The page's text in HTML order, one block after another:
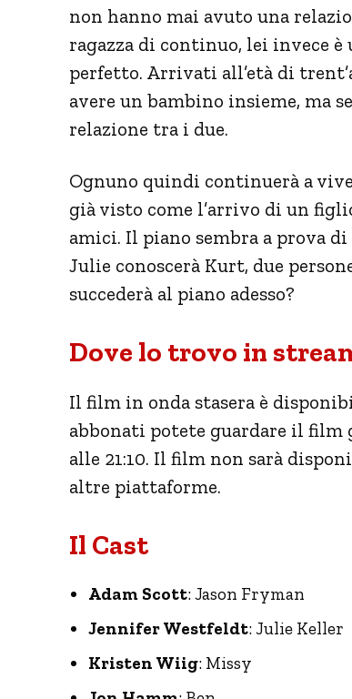
non hanno mai avuto una
ragazza di continuo, lei invece
perfetto. Arrivati all’età di
avere un bambino insieme, ma
relazione tra i due.
Ognuno quindi continuerà a
già visto come l’arrivo di un
amici. Il piano sembra a prova
Julie conoscerà Kurt, due
succederà al piano adesso?
Dove lo trovo in
Il film in onda stasera è
abbonati potete guardare il
alle 21:10. Il film non sarà
altre piattaforme.
Il Cast
Adam Scott: Jason Fryman
Jennifer Westfeldt: Julie Keller
Kristen Wiig: Missy